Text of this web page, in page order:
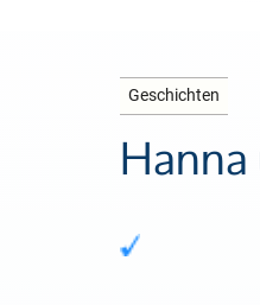
Geschichten
Hanna